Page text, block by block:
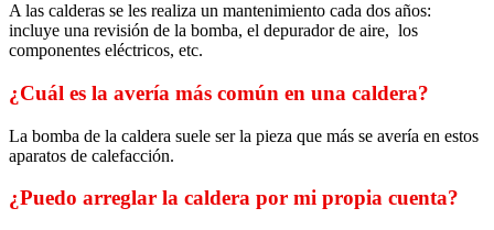
A las calderas se les realiza un mantenimiento cada dos años:
incluye una revisión de la bomba, el depurador de aire, los
componentes eléctricos, etc.
¿Cuál es la avería más común en una caldera?
La bomba de la caldera suele ser la pieza que más se avería en estos
aparatos de calefacción.
¿Puedo arreglar la caldera por mi propia cuenta?